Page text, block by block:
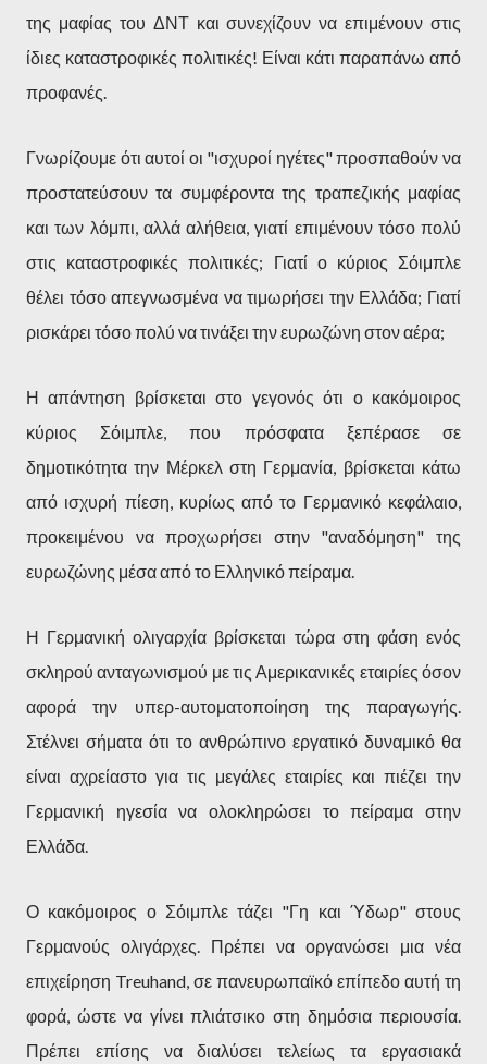
της μαφίας του ΔΝΤ και συνεχίζουν να επιμένουν στις
ίδιες καταστροφικές πολιτικές! Είναι κάτι παραπάνω από
προφανές.
Γνωρίζουμε ότι αυτοί οι "ισχυροί ηγέτες" προσπαθούν να
προστατεύσουν τα συμφέροντα της τραπεζικής μαφίας
και των λόμπι, αλλά αλήθεια, γιατί επιμένουν τόσο πολύ
στις καταστροφικές πολιτικές; Γιατί ο κύριος Σόιμπλε
θέλει τόσο απεγνωσμένα να τιμωρήσει την Ελλάδα; Γιατί
ρισκάρει τόσο πολύ να τινάξει την ευρωζώνη στον αέρα;
Η απάντηση βρίσκεται στο γεγονός ότι ο κακόμοιρος
κύριος Σόιμπλε, που πρόσφατα ξεπέρασε σε
δημοτικότητα την Μέρκελ στη Γερμανία, βρίσκεται κάτω
από ισχυρή πίεση, κυρίως από το Γερμανικό κεφάλαιο,
προκειμένου να προχωρήσει στην "αναδόμηση" της
ευρωζώνης μέσα από το Ελληνικό πείραμα.
Η Γερμανική ολιγαρχία βρίσκεται τώρα στη φάση ενός
σκληρού ανταγωνισμού με τις Αμερικανικές εταιρίες όσον
αφορά την υπερ-αυτοματοποίηση της παραγωγής.
Στέλνει σήματα ότι το ανθρώπινο εργατικό δυναμικό θα
είναι αχρείαστο για τις μεγάλες εταιρίες και πιέζει την
Γερμανική ηγεσία να ολοκληρώσει το πείραμα στην
Ελλάδα.
Ο κακόμοιρος ο Σόιμπλε τάζει "Γη και Ύδωρ" στους
Γερμανούς ολιγάρχες. Πρέπει να οργανώσει μια νέα
επιχείρηση Treuhand, σε πανευρωπαϊκό επίπεδο αυτή τη
φορά, ώστε να γίνει πλιάτσικο στη δημόσια περιουσία.
Πρέπει επίσης να διαλύσει τελείως τα εργασιακά